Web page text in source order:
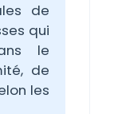
de
qui
le
de
les